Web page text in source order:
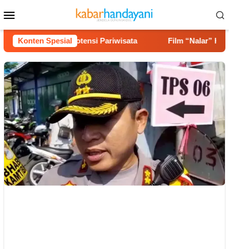
ke
kontenMobile
Konten Spesial
hingga Potensi Pariwisata Film “Nalar” Karya